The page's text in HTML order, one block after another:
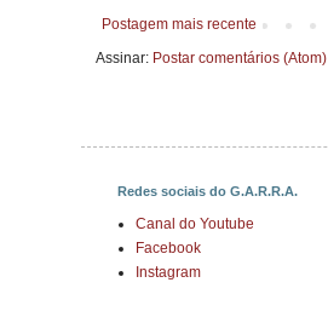
Postagem mais recente
Assinar: Postar comentários (Atom)
Redes sociais do G.A.R.R.A.
Canal do Youtube
Facebook
Instagram